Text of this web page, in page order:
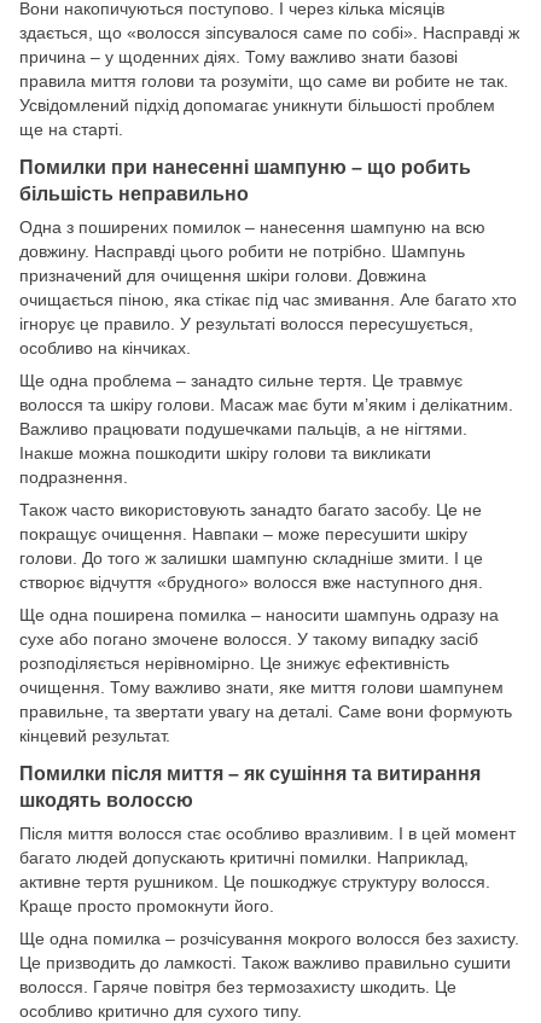
Вони накопичуються поступово. І через кілька місяців
здається, що «волосся зіпсувалося саме по собі». Насправді ж
причина – у щоденних діях. Тому важливо знати базові
правила миття голови та розуміти, що саме ви робите не так.
Усвідомлений підхід допомагає уникнути більшості проблем
ще на старті.
Помилки при нанесенні шампуню – що робить
більшість неправильно
Одна з поширених помилок – нанесення шампуню на всю
довжину. Насправді цього робити не потрібно. Шампунь
призначений для очищення шкіри голови. Довжина
очищається піною, яка стікає під час змивання. Але багато хто
ігнорує це правило. У результаті волосся пересушується,
особливо на кінчиках.
Ще одна проблема – занадто сильне тертя. Це травмує
волосся та шкіру голови. Масаж має бути м’яким і делікатним.
Важливо працювати подушечками пальців, а не нігтями.
Інакше можна пошкодити шкіру голови та викликати
подразнення.
Також часто використовують занадто багато засобу. Це не
покращує очищення. Навпаки – може пересушити шкіру
голови. До того ж залишки шампуню складніше змити. І це
створює відчуття «брудного» волосся вже наступного дня.
Ще одна поширена помилка – наносити шампунь одразу на
сухе або погано змочене волосся. У такому випадку засіб
розподіляється нерівномірно. Це знижує ефективність
очищення. Тому важливо знати, яке миття голови шампунем
правильне, та звертати увагу на деталі. Саме вони формують
кінцевий результат.
Помилки після миття – як сушіння та витирання
шкодять волоссю
Після миття волосся стає особливо вразливим. І в цей момент
багато людей допускають критичні помилки. Наприклад,
активне тертя рушником. Це пошкоджує структуру волосся.
Краще просто промокнути його.
Ще одна помилка – розчісування мокрого волосся без захисту.
Це призводить до ламкості. Також важливо правильно сушити
волосся. Гаряче повітря без термозахисту шкодить. Це
особливо критично для сухого типу.